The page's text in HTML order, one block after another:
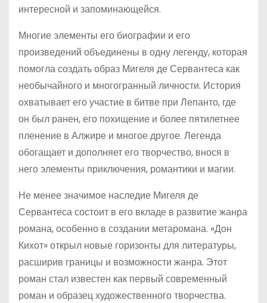
интересной и запоминающейся.
Многие элементы его биографии и его
произведений объединены в одну легенду, которая
помогла создать образ Мигеля де Сервантеса как
необычайного и многогранный личности. История
охватывает его участие в битве при Лепанто, где
он был ранен, его похищение и более пятилетнее
пленение в Алжире и многое другое. Легенда
обогащает и дополняет его творчество, внося в
него элементы приключения, романтики и магии.
Не менее значимое наследие Мигеля де
Сервантеса состоит в его вкладе в развитие жанра
романа, особенно в создании метаромана. «Дон
Кихот» открыл новые горизонты для литературы,
расширив границы и возможности жанра. Этот
роман стал известен как первый современный
роман и образец художественного творчества.